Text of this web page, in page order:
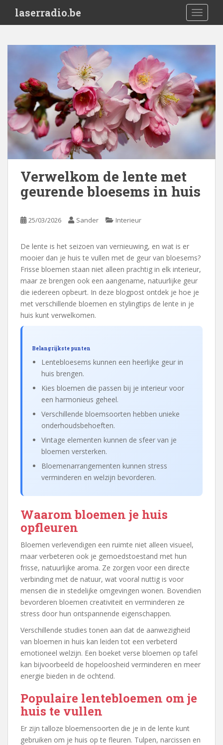
i
laserradio.be
Verwelkom de lente met
geurende bloesems in huis
25/03/2026 Sander Interieur
De lente is het seizoen van vernieuwing, en wat is er
mooier dan je huis te vullen met de geur van bloesems?
Frisse bloemen staan niet alleen prachtig in elk interieur,
maar ze brengen ook een aangename, natuurlijke geur
die iedereen opbeurt. In deze blogpost ontdek je hoe je
met verschillende bloemen en stylingtips de lente in je
huis kunt verwelkomen.
Belangrijkste punten
Lentebloesems kunnen een heerlijke geur in
huis brengen.
Kies bloemen die passen bij je interieur voor
een harmonieus geheel.
Verschillende bloemsoorten hebben unieke
onderhoudsbehoeften.
Vintage elementen kunnen de sfeer van je
bloemen versterken.
Bloemenarrangementen kunnen stress
verminderen en welzijn bevorderen.
Waarom bloemen je huis
opfleuren
Bloemen verlevendigen een ruimte niet alleen visueel,
maar verbeteren ook je gemoedstoestand met hun
frisse, natuurlijke aroma. Ze zorgen voor een directe
verbinding met de natuur, wat vooral nuttig is voor
mensen die in stedelijke omgevingen wonen. Bovendien
bevorderen bloemen creativiteit en verminderen ze
stress door hun ontspannende eigenschappen.
Verschillende studies tonen aan dat de aanwezigheid
van bloemen in huis kan leiden tot een verbeterd
emotioneel welzijn. Een boeket verse bloemen op tafel
kan bijvoorbeeld de hopeloosheid verminderen en meer
energie bieden in de ochtend.
Populaire lentebloemen om je
huis te vullen
Er zijn talloze bloemensoorten die je in de lente kunt
gebruiken om je huis op te fleuren. Tulpen, narcissen en